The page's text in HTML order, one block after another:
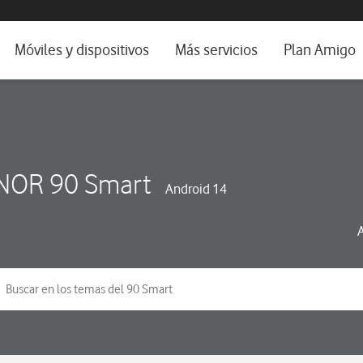
e idioma
Móviles y dispositivos Más servicios Plan Amigo
90 Smart Android 14